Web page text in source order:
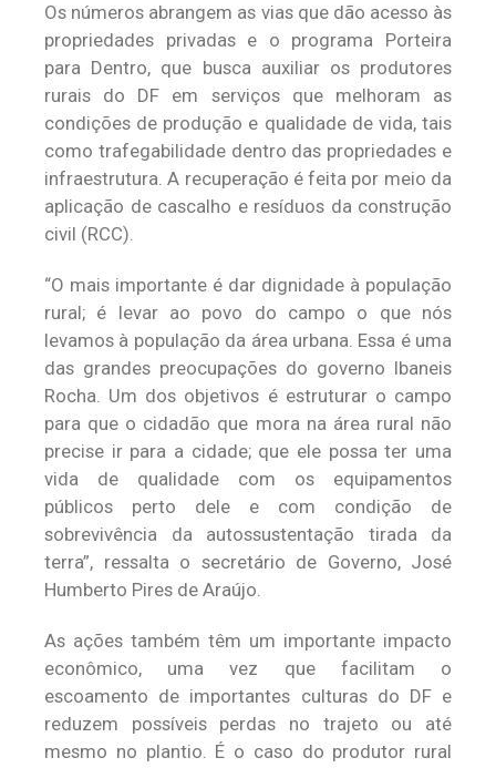
Os números abrangem as vias que dão acesso às
propriedades privadas e o programa Porteira
para Dentro, que busca auxiliar os produtores
rurais do DF em serviços que melhoram as
condições de produção e qualidade de vida, tais
como trafegabilidade dentro das propriedades e
infraestrutura. A recuperação é feita por meio da
aplicação de cascalho e resíduos da construção
civil (RCC).
“O mais importante é dar dignidade à população
rural; é levar ao povo do campo o que nós
levamos à população da área urbana. Essa é uma
das grandes preocupações do governo Ibaneis
Rocha. Um dos objetivos é estruturar o campo
para que o cidadão que mora na área rural não
precise ir para a cidade; que ele possa ter uma
vida de qualidade com os equipamentos
públicos perto dele e com condição de
sobrevivência da autossustentação tirada da
terra”, ressalta o secretário de Governo, José
Humberto Pires de Araújo.
As ações também têm um importante impacto
econômico, uma vez que facilitam o
escoamento de importantes culturas do DF e
reduzem possíveis perdas no trajeto ou até
mesmo no plantio. É o caso do produtor rural